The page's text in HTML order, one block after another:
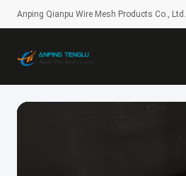
Anping Qianpu Wire Mesh Products Co., Ltd.